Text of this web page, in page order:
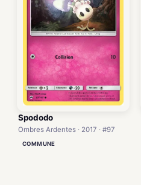
Spododo
Ombres Ardentes · 2017 · #97
COMMUNE